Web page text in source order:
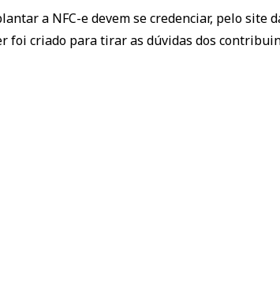
a NFC-e devem se credenciar, pelo site
foi criado para tirar as dúvidas dos